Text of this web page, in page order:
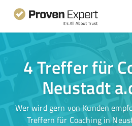
4 Treffer für
Neustadt
Wer wird gern von Kunden
Treffern für Coaching in